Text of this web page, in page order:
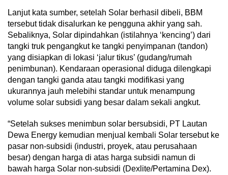
Lanjut kata sumber, setelah Solar berhasil dibeli, BBM
tersebut tidak disalurkan ke pengguna akhir yang sah.
Sebaliknya, Solar dipindahkan (istilahnya ‘kencing’) dari
tangki truk pengangkut ke tangki penyimpanan (tandon)
yang disiapkan di lokasi ‘jalur tikus’ (gudang/rumah
penimbunan). Kendaraan operasional diduga dilengkapi
dengan tangki ganda atau tangki modifikasi yang
ukurannya jauh melebihi standar untuk menampung
volume solar subsidi yang besar dalam sekali angkut.
“Setelah sukses menimbun solar bersubsidi, PT Lautan
Dewa Energy kemudian menjual kembali Solar tersebut ke
pasar non-subsidi (industri, proyek, atau perusahaan
besar) dengan harga di atas harga subsidi namun di
bawah harga Solar non-subsidi (Dexlite/Pertamina Dex).